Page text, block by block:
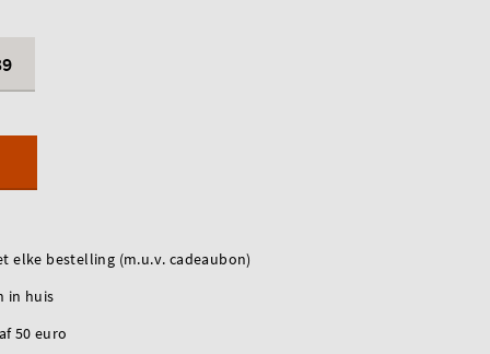
elke bestelling (m.u.v. cadeaubon)
in huis
50 euro